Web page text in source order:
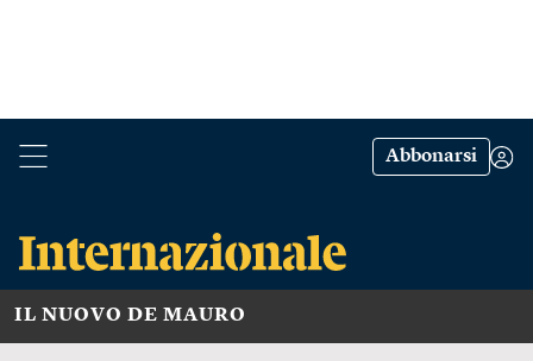
Abbonarsi
IL NUOVO DE MAURO